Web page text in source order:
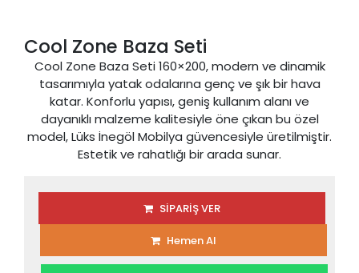
Cool Zone Baza Seti
Cool Zone Baza Seti 160×200, modern ve dinamik
tasarımıyla yatak odalarına genç ve şık bir hava
katar. Konforlu yapısı, geniş kullanım alanı ve
dayanıklı malzeme kalitesiyle öne çıkan bu özel
model, Lüks İnegöl Mobilya güvencesiyle üretilmiştir.
Estetik ve rahatlığı bir arada sunar.
SİPARİŞ VER
Hemen Al